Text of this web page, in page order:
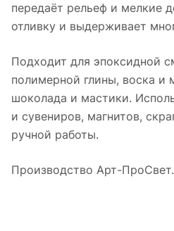
передаёт рельеф и мелкие
отливку и выдерживает
Подходит для эпоксидной
полимерной глины, воска и
шоколада и мастики.
и сувениров, магнитов,
ручной работы.
Производство Арт-ПроСвет.